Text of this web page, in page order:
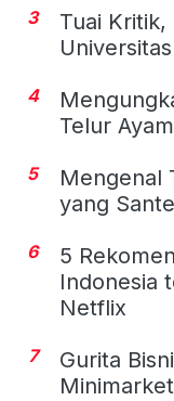
3
Tuai
4
Telur
5
Mengenal
yang
6
5
Indonesia
Netflix
7
Gurita